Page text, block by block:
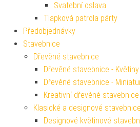
Svatební oslava
Tlapková patrola párty
Předobjednávky
Stavebnice
Dřevěné stavebnice
Dřevěné stavebnice - Květiny
Dřevěné stavebnice -
Kreativní dřevěné stavebnice
Klasické a designové stavebnice
Designové květinové